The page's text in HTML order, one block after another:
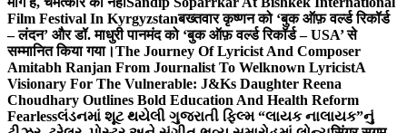
Film Festival In Kyrgyzstanबख्तवार कृष्णन को ‘बुक ऑफ़ वर्ल्ड रिकॉर्ड
– लंदन’ और डॉ. माधुरी पानमंद को ‘बुक ऑफ़ वर्ल्ड रिकॉर्ड – USA’ से
सम्मानित किया गया।The Journey Of Lyricist And Composer
Amitabh Ranjan From Journalist To Welknown LyricistA
Visionary For The Vulnerable: J&Ks Daughter Reena
Choudhary Outlines Bold Education And Health Reform
Fearlessલંડનમાં શૂટ થયેલી ગુજરાતી ફિલ્મ “લાયક નાલાયક”નું